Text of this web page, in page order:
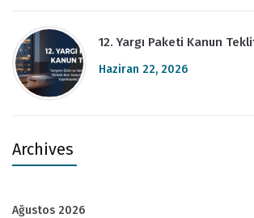
12. Yargı Paketi Kanun
Haziran 22, 2026
Archives
Ağustos 2026